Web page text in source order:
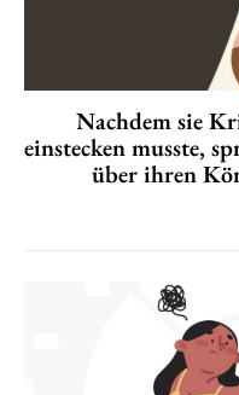
Nachdem sie
einstecken musste,
über ihren